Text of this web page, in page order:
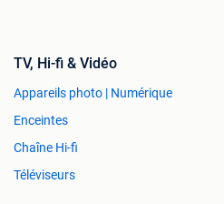
TV, Hi-fi & Vidéo
Appareils photo | Numérique
Enceintes
Chaîne Hi-fi
Téléviseurs